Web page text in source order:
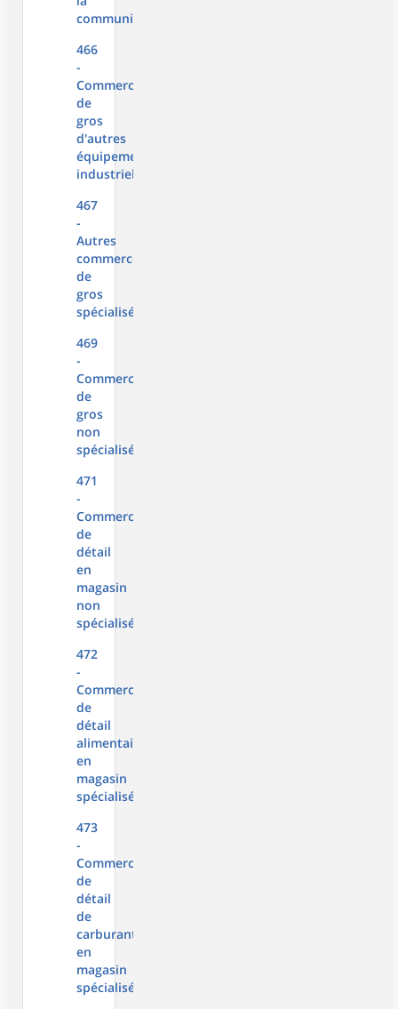
communication
466
-
Commerce
de
gros
d'autres
équipements
industriels
467
-
Autres
commerces
de
gros
spécialisés
469
-
Commerce
de
gros
non
spécialisé
471
-
Commerce
de
détail
en
magasin
non
spécialisé
472
-
Commerce
de
détail
alimentaire
en
magasin
spécialisé
473
-
Commerce
de
détail
de
carburants
en
magasin
spécialisé